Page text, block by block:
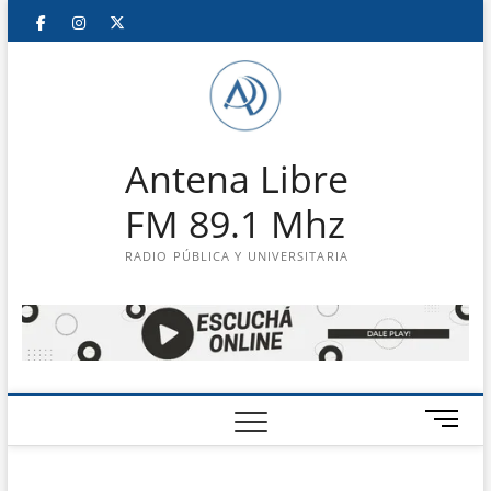
Saltar
FacebookInstagram
Antena Libre
FM 89.1 Mhz
RADIO PÚBLICA Y UNIVERSITARIA
B
o